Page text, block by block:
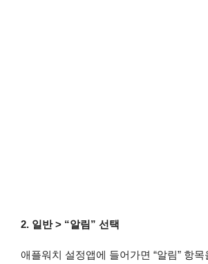
2. 일반 > “알림” 선택
애플워치 설정앱에 들어가면 “알림” 항